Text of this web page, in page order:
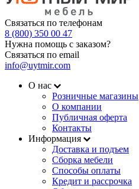
Связаться по телефонам
8 (800) 350 00 47
Нужна помощь с заказом?
Связаться по email
info@uytmir.com
О нас
Розничные магазины
О компании
Публичная оферта
Контакты
Информация
Доставка и подъем
Сборка мебели
Способы оплаты
Кредит и рассрочка